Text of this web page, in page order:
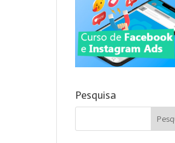
Pesquisa